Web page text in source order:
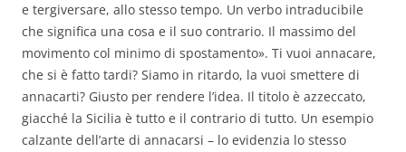
e tergiversare, allo stesso tempo. Un verbo intraducibile
che significa una cosa e il suo contrario. Il massimo del
movimento col minimo di spostamento». Ti vuoi annacare,
che si è fatto tardi? Siamo in ritardo, la vuoi smettere di
annacarti? Giusto per rendere l’idea. Il titolo è azzeccato,
giacché la Sicilia è tutto e il contrario di tutto. Un esempio
calzante dell’arte di annacarsi – lo evidenzia lo stesso